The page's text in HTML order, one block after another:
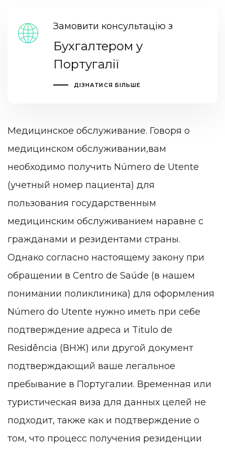
Замовити консультацію з
Бухгалтером у
Португалії
ДІЗНАТИСЯ БІЛЬШЕ
Медицинское обслуживание. Говоря о
медицинском обслуживании,вам
необходимо получить Número de Utente
(учетный номер пациента) для
пользования государственным
медицинским обслуживанием наравне с
гражданами и резидентами страны.
Однако согласно настоящему закону при
обращении в Centro de Saúde (в нашем
понимании поликлиника) для оформления
Número do Utente нужно иметь при себе
подтверждение адреса и Titulo de
Residência (ВНЖ) или другой документ
подтверждающий ваше легальное
пребывание в Португалии. Временная или
туристическая виза для данных целей не
подходит, также как и подтверждение о
том, что процесс получения резиденции